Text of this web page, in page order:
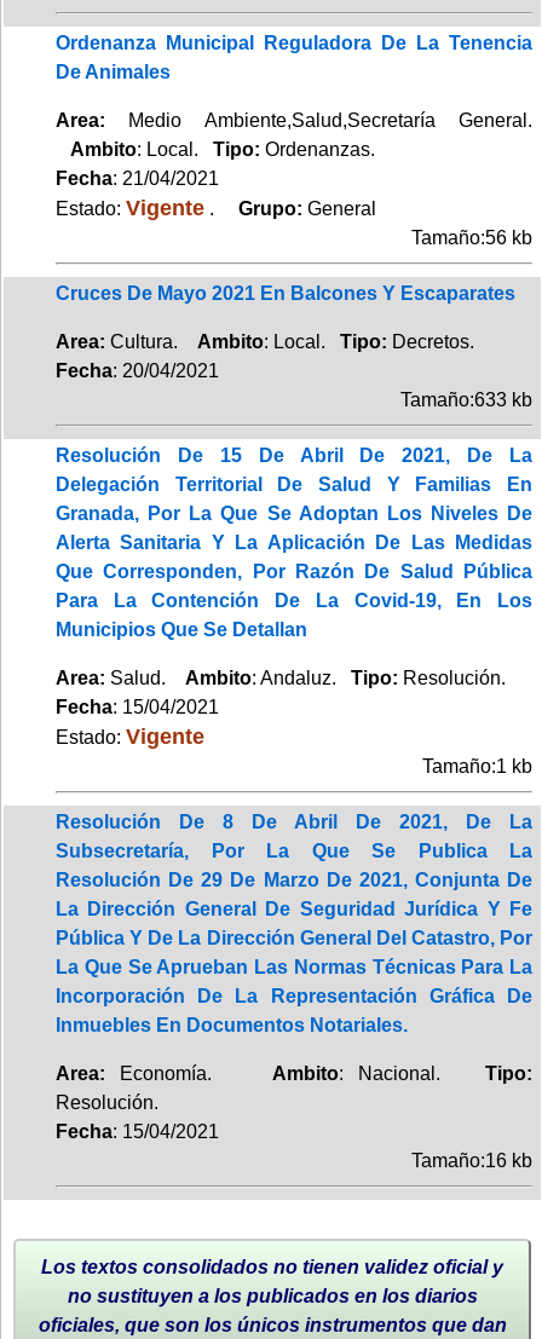
Ordenanza Municipal Reguladora De La Tenencia
De Animales
Area: Medio Ambiente,Salud,Secretaría General.
Ambito: Local. Tipo: Ordenanzas.
Fecha: 21/04/2021
Estado: Vigente . Grupo: General
Tamaño:56 kb
Cruces De Mayo 2021 En Balcones Y Escaparates
Area: Cultura. Ambito: Local. Tipo: Decretos.
Fecha: 20/04/2021
Tamaño:633 kb
Resolución De 15 De Abril De 2021, De La
Delegación Territorial De Salud Y Familias En
Granada, Por La Que Se Adoptan Los Niveles De
Alerta Sanitaria Y La Aplicación De Las Medidas
Que Corresponden, Por Razón De Salud Pública
Para La Contención De La Covid-19, En Los
Municipios Que Se Detallan
Area: Salud. Ambito: Andaluz. Tipo: Resolución.
Fecha: 15/04/2021
Estado: Vigente
Tamaño:1 kb
Resolución De 8 De Abril De 2021, De La
Subsecretaría, Por La Que Se Publica La
Resolución De 29 De Marzo De 2021, Conjunta De
La Dirección General De Seguridad Jurídica Y Fe
Pública Y De La Dirección General Del Catastro, Por
La Que Se Aprueban Las Normas Técnicas Para La
Incorporación De La Representación Gráfica De
Inmuebles En Documentos Notariales.
Area: Economía. Ambito: Nacional.Tipo:
Resolución.
Fecha: 15/04/2021
Tamaño:16 kb
Los textos consolidados no tienen validez oficial y
no sustituyen a los publicados en los diarios
oficiales, que son los únicos instrumentos que dan